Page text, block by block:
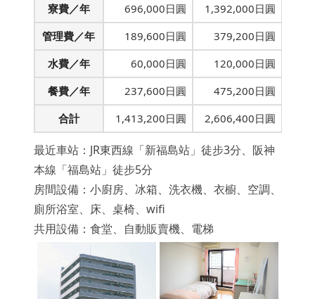
寮費／年
696,000日圓
1,392,000日圓
管理費／年
189,600日圓
379,200日圓
水費／年
60,000日圓
120,000日圓
餐費／年
237,600日圓
475,200日圓
合計
1,413,200日圓 2,606,400日圓
最近車站：JR東西線「新福島站」徒步3分、阪神
本線「福島站」徒步5分
房間設備：小廚房、冰箱、洗衣機、衣櫥、空調、
廁所浴室、床、桌椅、wifi
共用設備：食堂、自動販賣機、電梯